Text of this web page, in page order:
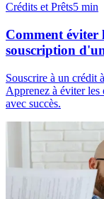
Crédits et Prêts5 min
Comment éviter
souscription
Souscrire à un crédit
Apprenez à éviter les
avec succès.